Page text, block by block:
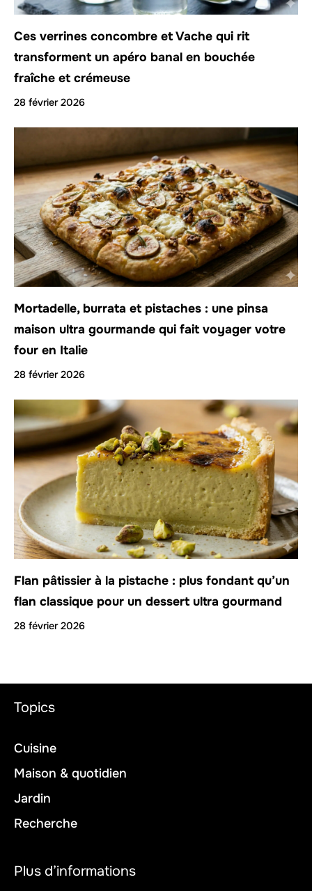
Ces verrines concombre et Vache qui rit
transforment un apéro banal en bouchée
fraîche et crémeuse
28 février 2026
Mortadelle, burrata et pistaches : une pinsa
maison ultra gourmande qui fait voyager votre
four en Italie
28 février 2026
Flan pâtissier à la pistache : plus fondant qu’un
flan classique pour un dessert ultra gourmand
28 février 2026
Topics
Cuisine
Maison & quotidien
Jardin
Recherche
Plus d’informations